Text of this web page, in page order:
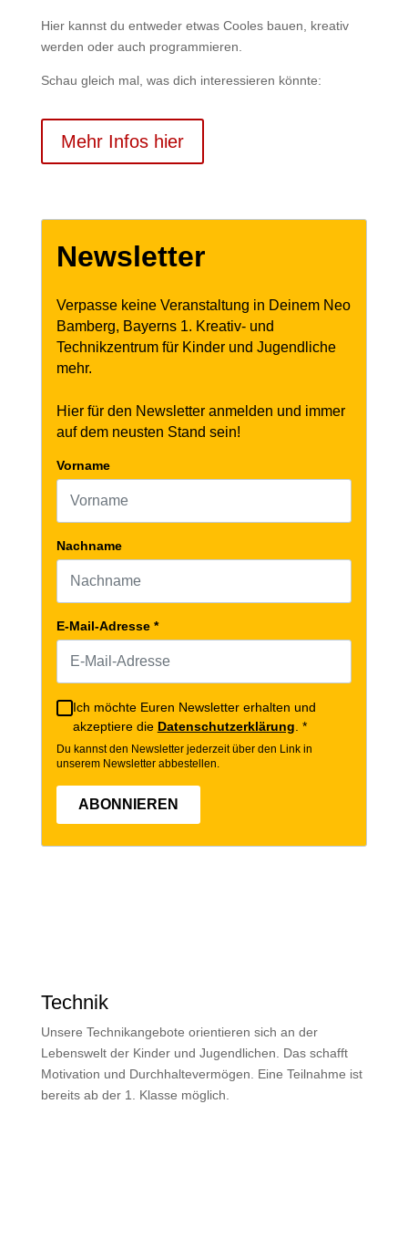
Hier kannst du entweder etwas Cooles bauen, kreativ
werden oder auch programmieren.
Schau gleich mal, was dich interessieren könnte:
Mehr Infos hier
Newsletter
Verpasse keine Veranstaltung in Deinem Neo
Bamberg, Bayerns 1. Kreativ- und
Technikzentrum für Kinder und Jugendliche
mehr.
Hier für den Newsletter anmelden und immer
auf dem neusten Stand sein!
Vorname
Nachname
E-Mail-Adresse *
Ich möchte Euren Newsletter erhalten und
akzeptiere die Datenschutzerklärung *
Du kannst den Newsletter jederzeit über den Link in
unserem Newsletter abbestellen.
ABONNIEREN
Technik
Unsere Technikangebote orientieren sich an der
Lebenswelt der Kinder und Jugendlichen. Das schafft
Motivation und Durchhaltevermögen. Eine Teilnahme ist
bereits ab der 1. Klasse möglich.